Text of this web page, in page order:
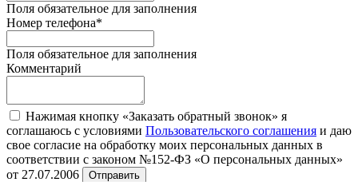
Поля обязательное для заполнения
Номер телефона*
Поля обязательное для заполнения
Комментарий
Нажимая кнопку «Заказать обратный звонок» я
соглашаюсь с условиями Пользовательского соглашения и даю
свое согласие на обработку моих персональных данных в
соответствии с законом №152-ФЗ «О персональных данных»
от 27.07.2006
Отправить